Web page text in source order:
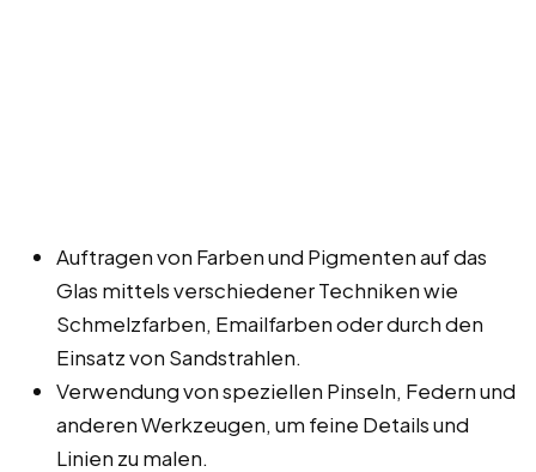
Auftragen von Farben und Pigmenten auf das
Glas mittels verschiedener Techniken wie
Schmelzfarben, Emailfarben oder durch den
Einsatz von Sandstrahlen.
Verwendung von speziellen Pinseln, Federn und
anderen Werkzeugen, um feine Details und
Linien zu malen.